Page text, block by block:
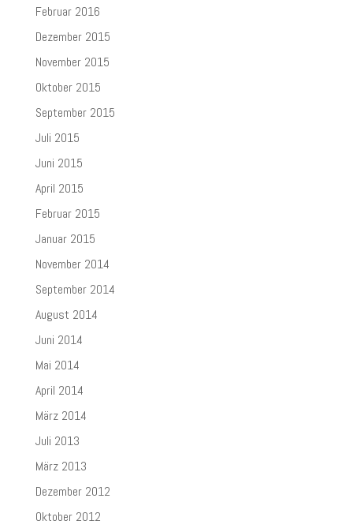
Februar 2016
Dezember 2015
November 2015
Oktober 2015
September 2015
Juli 2015
Juni 2015
April 2015
Februar 2015
Januar 2015
November 2014
September 2014
August 2014
Juni 2014
Mai 2014
April 2014
März 2014
Juli 2013
März 2013
Dezember 2012
Oktober 2012